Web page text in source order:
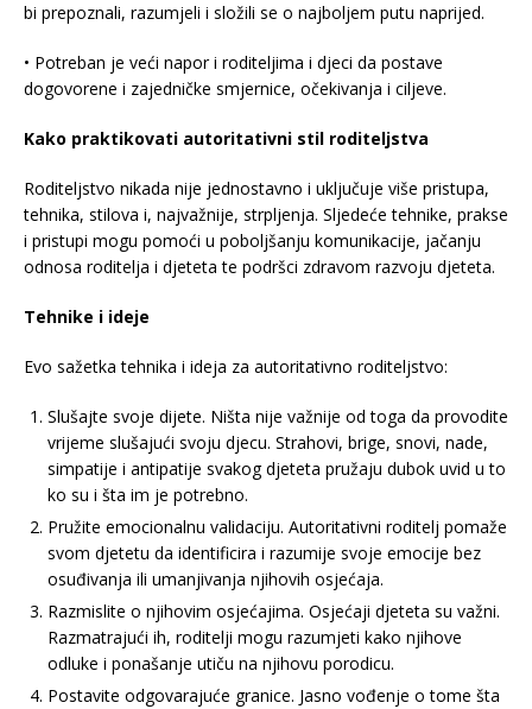
bi prepoznali, razumjeli i složili se o najboljem putu naprijed.
• Potreban je veći napor i roditeljima i djeci da postave
dogovorene i zajedničke smjernice, očekivanja i ciljeve.
Kako praktikovati autoritativni stil roditeljstva
Roditeljstvo nikada nije jednostavno i uključuje više pristupa,
tehnika, stilova i, najvažnije, strpljenja. Sljedeće tehnike, prakse
i pristupi mogu pomoći u poboljšanju komunikacije, jačanju
odnosa roditelja i djeteta te podršci zdravom razvoju djeteta.
Tehnike i ideje
Evo sažetka tehnika i ideja za autoritativno roditeljstvo:
Slušajte svoje dijete. Ništa nije važnije od toga da provodite
vrijeme slušajući svoju djecu. Strahovi, brige, snovi, nade,
simpatije i antipatije svakog djeteta pružaju dubok uvid u to
ko su i šta im je potrebno.
Pružite emocionalnu validaciju. Autoritativni roditelj pomaže
svom djetetu da identificira i razumije svoje emocije bez
osuđivanja ili umanjivanja njihovih osjećaja.
Razmislite o njihovim osjećajima. Osjećaji djeteta su važni.
Razmatrajući ih, roditelji mogu razumjeti kako njihove
odluke i ponašanje utiču na njihovu porodicu.
Postavite odgovarajuće granice. Jasno vođenje o tome šta